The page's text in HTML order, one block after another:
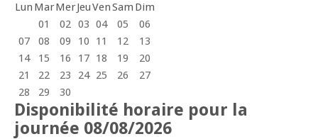
Lun MarMerJeuVenSam Dim
01
02 03 04 05
06
07
08 09 10 11 12
13
14
15 16 17 18 19
20
21
22 23 24 25 26
27
28
29 30
Disponibilité horaire pour la
journée 08/08/2026